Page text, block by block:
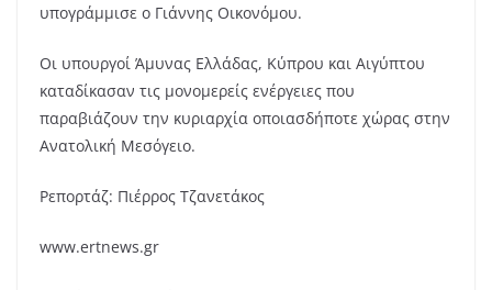
υπογράμμισε ο Γιάννης Οικονόμου.
Οι υπουργοί Άμυνας Ελλάδας, Κύπρου και Αιγύπτου
καταδίκασαν τις μονομερείς ενέργειες που
παραβιάζουν την κυριαρχία οποιασδήποτε χώρας στην
Ανατολική Μεσόγειο.
Ρεπορτάζ: Πιέρρος Τζανετάκος
www.ertnews.gr